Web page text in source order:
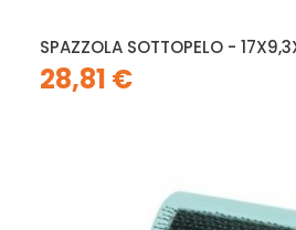
SPAZZOLA SOTTOPELO -
28,81 €